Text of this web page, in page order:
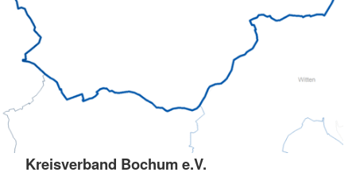
Kreisverband Bochum e.V.